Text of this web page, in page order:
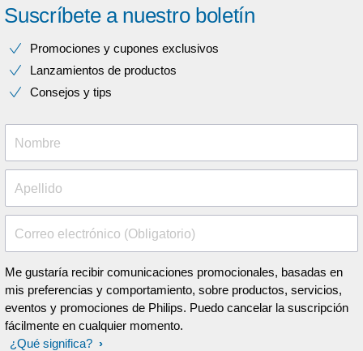
Suscríbete a nuestro boletín
Promociones y cupones exclusivos
Lanzamientos de productos
Consejos y tips
Nombre
Apellido
Correo electrónico (Obligatorio)
Me gustaría recibir comunicaciones promocionales, basadas en
mis preferencias y comportamiento, sobre productos, servicios,
eventos y promociones de Philips. Puedo cancelar la suscripción
fácilmente en cualquier momento.
¿Qué significa?